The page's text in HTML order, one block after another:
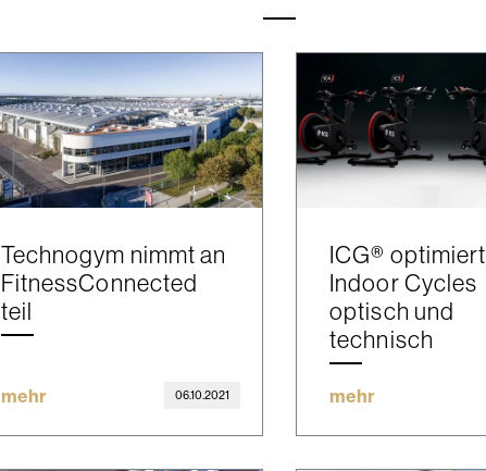
Technogym nimmt an
FitnessConnected
teil
mehr 06.10.2021
ICG® optimiert
Indoor Cycles
optisch und
technisch
mehr